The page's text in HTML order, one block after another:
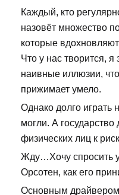
Каждый, кто
назовёт множество
которые
Что у нас творится,
наивные иллюзии,
прижимает умело.
Однако долго
могли. А
физических лиц к
Жду…Хочу спросить
Орсотен, как его
Основным драйвером